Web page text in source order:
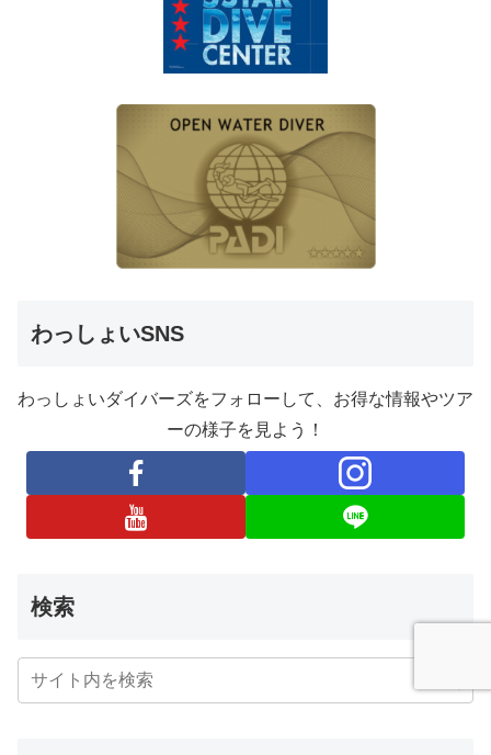
わっしょいSNS
わっしょいダイバーズをフォローして、お得な情報やツア
ーの様子を見よう！
検索